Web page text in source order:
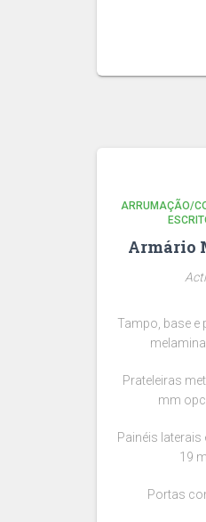
ARRUMAÇÃO/
Armário
Tampo, base e
Prateleiras
mm
Painéis
19
Portas